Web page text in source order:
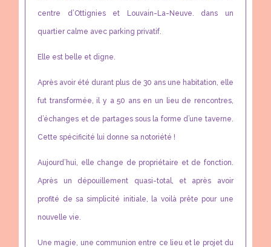
centre d’Ottignies et Louvain-La-Neuve. dans un
quartier calme avec parking privatif.
Elle est belle et digne.
Après avoir été durant plus de 30 ans une habitation, elle
fut transformée, il y a 50 ans en un lieu de rencontres,
d’échanges et de partages sous la forme d’une taverne.
Cette spécificité lui donne sa notoriété !
Aujourd’hui, elle change de propriétaire et de fonction.
Après un dépouillement quasi-total, et après avoir
profité de sa simplicité initiale, la voilà prête pour une
nouvelle vie.
Une magie, une communion entre ce lieu et le projet du